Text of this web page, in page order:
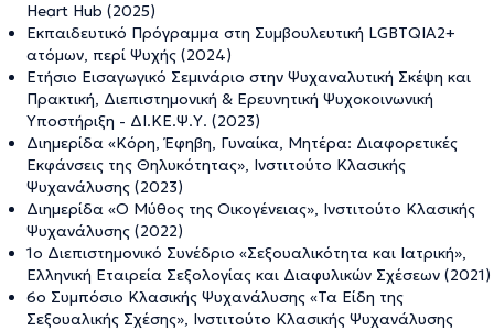
Heart Hub (2025)
Εκπαιδευτικό Πρόγραμμα στη Συμβουλευτική LGBTQIA2+
ατόμων, περί Ψυχής (2024)
Ετήσιο Εισαγωγικό Σεμινάριο στην Ψυχαναλυτική Σκέψη και
Πρακτική, Διεπιστημονική & Ερευνητική Ψυχοκοινωνική
Υποστήριξη - ΔΙ.ΚΕ.Ψ.Υ. (2023)
Διημερίδα «Κόρη, Έφηβη, Γυναίκα, Μητέρα: Διαφορετικές
Εκφάνσεις της Θηλυκότητας», Ινστιτούτο Κλασικής
Ψυχανάλυσης (2023)
Διημερίδα «Ο Μύθος της Οικογένειας», Ινστιτούτο Κλασικής
Ψυχανάλυσης (2022)
1ο Διεπιστημονικό Συνέδριο «Σεξουαλικότητα και Ιατρική»,
Ελληνική Εταιρεία Σεξολογίας και Διαφυλικών Σχέσεων (2021)
6ο Συμπόσιο Κλασικής Ψυχανάλυσης «Τα Είδη της
Σεξουαλικής Σχέσης», Ινστιτούτο Κλασικής Ψυχανάλυσης